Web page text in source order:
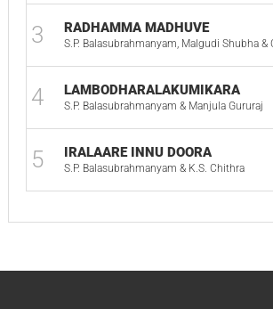
3 RADHAMMA MADHUVE
S.P. Balasubrahmanyam, Malgudi Shubha &
4 LAMBODHARALAKUMIKARA
S.P. Balasubrahmanyam & Manjula Gururaj
5 IRALAARE INNU DOORA
S.P. Balasubrahmanyam & K.S. Chithra